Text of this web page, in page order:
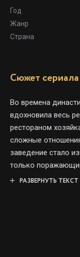
Год
Жанр
Страна
Сюжет сериала
Во времена
вдохновила весь
рестораном
сложные
заведение стало
только
скрывающим
РАЗВЕРНУТЬ ТЕКСТ